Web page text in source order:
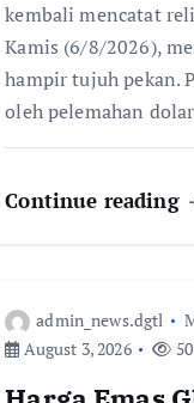
kembali mencatat
Kamis (6/8/2026),
hampir tujuh pekan.
oleh pelemahan
Continue reading
admin_news.dgtl
August 3, 2026